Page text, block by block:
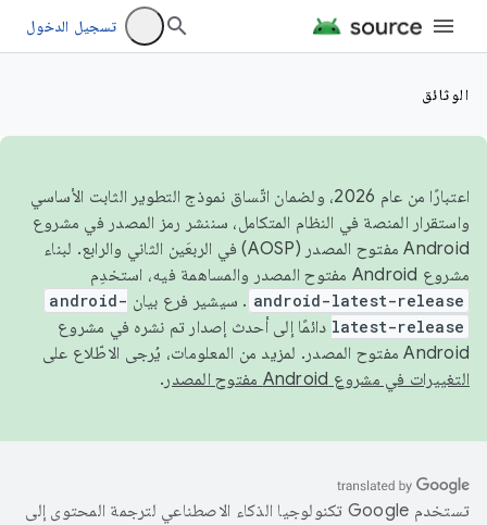
تسجيل الدخول
الوثائق
اعتبارًا من عام 2026، ولضمان اتّساق نموذج التطوير الثابت الأساسي
واستقرار المنصة في النظام المتكامل، سننشر رمز المصدر في مشروع
Android مفتوح المصدر (AOSP) في الربعَين الثاني والرابع. لبناء
مشروع Android مفتوح المصدر والمساهمة فيه، استخدِم
android-latest-release . سيشير فرع بيان android-
latest-release دائمًا إلى أحدث إصدار تم نشره في مشروع
Android مفتوح المصدر. لمزيد من المعلومات، يُرجى الاطّلاع على
التغييرات في مشروع Android مفتوح المصدر
.
تستخدم Google تكنولوجيا الذكاء الاصطناعي لترجمة المحتوى إلى